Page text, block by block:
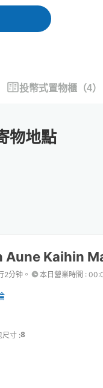
backward
interact
select
the
changing
dates.
投幣式置物櫃 （4）
物地點
Aune Kaihin
2分钟。 本日營業時間 :
尺寸 :8